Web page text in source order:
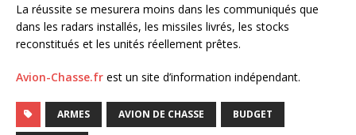
La réussite se mesurera moins dans les communiqués que
dans les radars installés, les missiles livrés, les stocks
reconstitués et les unités réellement prêtes.
Avion-Chasse.fr est un site d’information indépendant.
ARMES AVION DE CHASSE BUDGET